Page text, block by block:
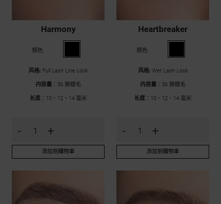
Harmony
顏色:
风格: Full Lash Line Look
内容量 ：36 簇睫毛
长度 ：10、12、14 毫米
- +
添加到購物車
Heartbreaker
顏色:
风格: Wet Lash Look
内容量 ：36 簇睫毛
长度 ：10、12、14 毫米
- +
添加到購物車